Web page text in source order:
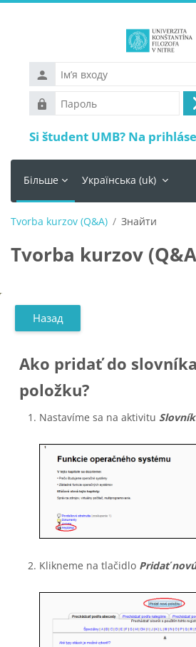
Ім’я
входу
Пароль
Si študent UMB? Na
Більше Українська ‎(uk)‎
Tvorba kurzov (Q&A) Знайти
Tvorba kurzov
Назад
Ako pridať do
položku?
Nastavíme sa na aktivitu Slovník
Klikneme na tlačidlo Pridať